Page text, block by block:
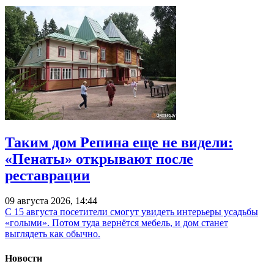
Таким дом Репина еще не видели:
«Пенаты» открывают после
реставрации
09 августа 2026, 14:44
С 15 августа посетители смогут увидеть интерьеры усадьбы
«голыми». Потом туда вернётся мебель, и дом станет
выглядеть как обычно.
Новости